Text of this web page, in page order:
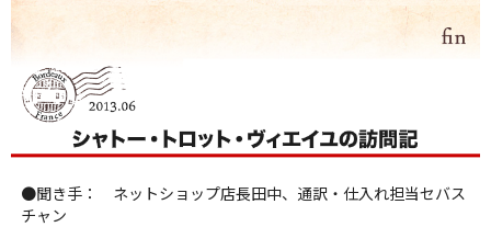
●聞き手： ネットショップ店長田中、通訳・仕入れ担当セバス
チャン